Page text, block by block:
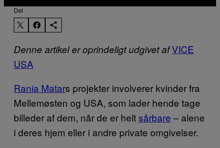
Del
Denne artikel er oprindeligt udgivet afVICE
USA
Rania Matars projekter involverer kvinder fra
Mellemøsten og USA, som lader hende tage
billeder af dem, når de er heltsårbare – alene
i deres hjem eller i andre private omgivelser.